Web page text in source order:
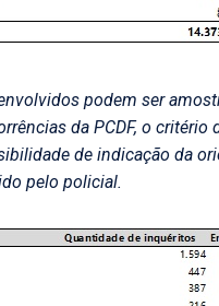
podem ser
da PCDF, o
de indicação da
pelo policial.